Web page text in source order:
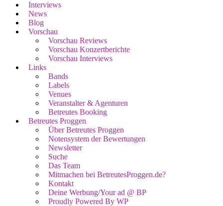
Interviews
News
Blog
Vorschau
Vorschau Reviews
Vorschau Konzertberichte
Vorschau Interviews
Links
Bands
Labels
Venues
Veranstalter & Agenturen
Betreutes Booking
Betreutes Proggen
Über Betreutes Proggen
Notensystem der Bewertungen
Newsletter
Suche
Das Team
Mitmachen bei BetreutesProggen.de?
Kontakt
Deine Werbung/Your ad @ BP
Proudly Powered By WP